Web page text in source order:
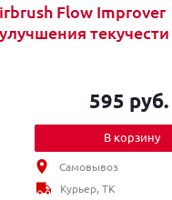
Flow Improver
текучести
595 руб.
В корзину
Самовывоз
Курьер, ТК